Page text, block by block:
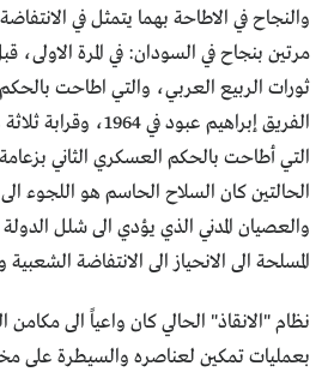
والنجاح في الاطاحة بهما يتمثل في
مرتين بنجاح في السودان: في المرة
ثورات الربيع العربي، والتي اطاحت
الفريق إبراهيم عبود
الحالتين كان السلاح الحاسم هو اللجوء
والعصيان المدني الذي يؤدي الى شلل
المسلحة الى الانحياز الى الانتفاضة
نظام "الانقاذ" الحالي كان واعياً الى
بعمليات تمكين لعناصره والسيطرة على